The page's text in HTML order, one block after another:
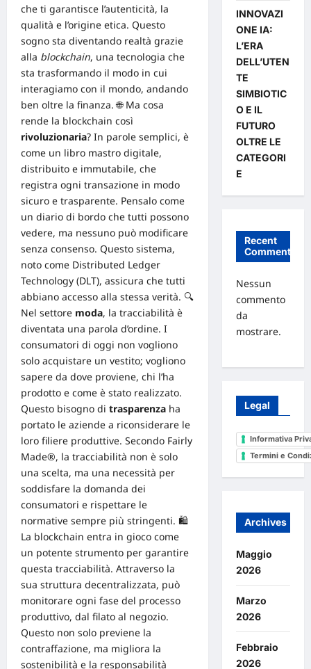
che ti garantisce l’autenticità, la
qualità e l’origine etica. Questo
sogno sta diventando realtà grazie
alla blockchain, una tecnologia che
sta trasformando il modo in cui
interagiamo con il mondo, andando
ben oltre la finanza. 🌐 Ma cosa
rende la blockchain così
rivoluzionaria? In parole semplici, è
come un libro mastro digitale,
distribuito e immutabile, che
registra ogni transazione in modo
sicuro e trasparente. Pensalo come
un diario di bordo che tutti possono
vedere, ma nessuno può modificare
senza consenso. Questo sistema,
noto come Distributed Ledger
Technology (DLT), assicura che tutti
abbiano accesso alla stessa verità. 🔍
Nel settore moda, la tracciabilità è
diventata una parola d’ordine. I
consumatori di oggi non vogliono
solo acquistare un vestito; vogliono
sapere da dove proviene, chi l’ha
prodotto e come è stato realizzato.
Questo bisogno di trasparenza ha
portato le aziende a riconsiderare le
loro filiere produttive. Secondo Fairly
Made®, la tracciabilità non è solo
una scelta, ma una necessità per
soddisfare la domanda dei
consumatori e rispettare le
normative sempre più stringenti. 🛍️
La blockchain entra in gioco come
un potente strumento per garantire
questa tracciabilità. Attraverso la
sua struttura decentralizzata, può
monitorare ogni fase del processo
produttivo, dal filato al negozio.
Questo non solo previene la
contraffazione, ma migliora la
sostenibilità e la responsabilità
INNOVAZI
ONE IA:
L’ERA
DELL’UTEN
TE
SIMBIOTIC
O E IL
FUTURO
OLTRE LE
CATEGORI
E
Recent
Comments
Nessun
commento
da
mostrare.
Legal
Informativa
Termini e
Archives
Maggio
2026
Marzo
2026
Febbraio
2026